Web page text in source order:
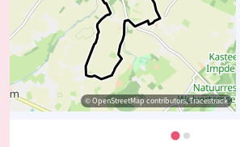
© OpenStreetMap contributors, Tracestrack